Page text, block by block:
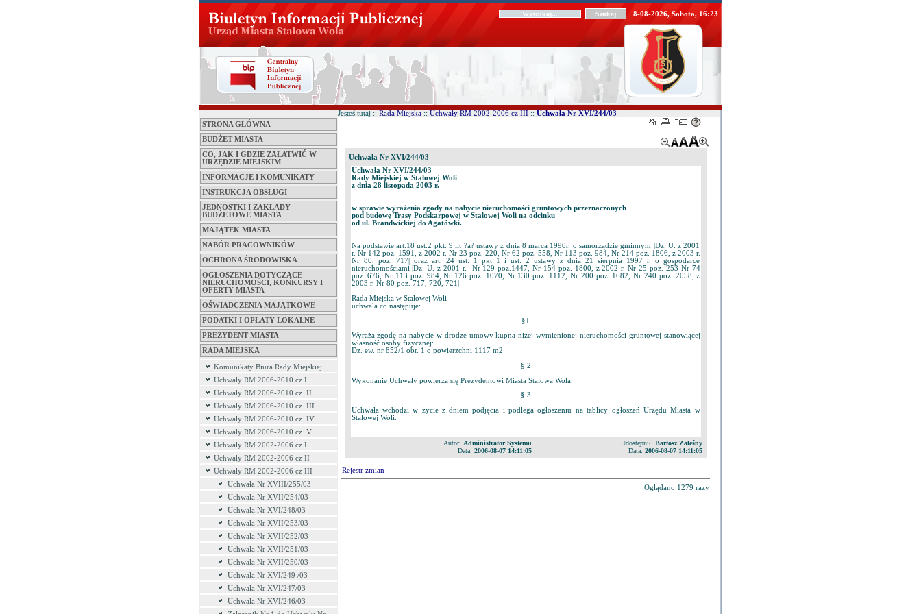
8-08-2026, Sobota, 16:23
STRONA GŁÓWNA
BUDŻET MIASTA
CO, JAK I GDZIE ZAŁATWIĆ W
URZĘDZIE MIEJSKIM
INFORMACJE I KOMUNIKATY
INSTRUKCJA OBSŁUGI
JEDNOSTKI I ZAKŁADY
BUDŻETOWE MIASTA
MAJĄTEK MIASTA
NABÓR PRACOWNIKÓW
OCHRONA ŚRODOWISKA
OGŁOSZENIA DOTYCZĄCE
NIERUCHOMOŚCI, KONKURSY I
OFERTY MIASTA
OŚWIADCZENIA MAJĄTKOWE
PODATKI I OPŁATY LOKALNE
PREZYDENT MIASTA
RADA MIEJSKA
Komunikaty Biura Rady Miejskiej
Uchwały RM 2006-2010 cz.I
Uchwały RM 2006-2010 cz. II
Uchwały RM 2006-2010 cz. III
Uchwały RM 2006-2010 cz. IV
Uchwały RM 2006-2010 cz. V
Uchwały RM 2002-2006 cz I
Uchwały RM 2002-2006 cz II
Uchwały RM 2002-2006 cz III
Uchwała Nr XVIII/255/03
Uchwała Nr XVII/254/03
Uchwała Nr XVI/248/03
Uchwała Nr XVII/253/03
Uchwała Nr XVII/252/03
Uchwała Nr XVII/251/03
Uchwała Nr XVII/250/03
Uchwała Nr XVI/249 /03
Uchwała Nr XVI/247/03
Uchwała Nr XVI/246/03
Jesteś tutaj :: Rada Miejska :: Uchwały RM 2002-2006 cz III :: Uchwała Nr XVI/244/03
Uchwała Nr XVI/244/03
Uchwała Nr XVI/244/03
Rady Miejskiej w Stalowej Woli
z dnia 28 listopada 2003 r.
w sprawie wyrażenia zgody na nabycie nieruchomości gruntowych przeznaczonych
pod budowę Trasy Podskarpowej w Stalowej Woli na odcinku
od ul. Brandwickiej do Agatówki.
Na podstawie art.18 ust.2 pkt. 9 lit ?a? ustawy z dnia 8 marca 1990r. o samorządzie gminnym |Dz. U. z 2001
r. Nr 142 poz. 1591, z 2002 r. Nr 23 poz. 220, Nr 62 poz. 558, Nr 113 poz. 984, Nr 214 poz. 1806, z 2003 r.
Nr 80, poz. 717| oraz art. 24 ust. 1 pkt 1 i ust. 2 ustawy z dnia 21 sierpnia 1997 r. o gospodarce
nieruchomościami |Dz. U. z 2001 r. Nr 129 poz.1447, Nr 154 poz. 1800, z 2002 r. Nr 25 poz. 253 Nr 74
poz. 676, Nr 113 poz. 984, Nr 126 poz. 1070, Nr 130 poz. 1112, Nr 200 poz. 1682, Nr 240 poz. 2058, z
2003 r. Nr 80 poz. 717, 720, 721|
Rada Miejska w Stalowej Woli
uchwala co następuje:
§1
Wyraża zgodę na nabycie w drodze umowy kupna niżej wymienionej nieruchomości gruntowej stanowiącej
własność osoby fizycznej:
Dz. ew. nr 852/1 obr. 1 o powierzchni 1117 m2
§ 2
Wykonanie Uchwały powierza się Prezydentowi Miasta Stalowa Wola.
§ 3
Uchwała wchodzi w życie z dniem podjęcia i podlega ogłoszeniu na tablicy ogłoszeń Urzędu Miasta w
Stalowej Woli.
Autor: Administrator Systemu
Data: 2006-08-07 14:11:05
Udostępnił: Bartosz Zaleśny
Data: 2006-08-07 14:11:05
Rejestr zmian
Oglądano 1279 razy